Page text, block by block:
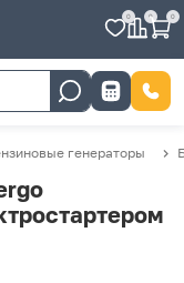
0 0 0
генераторы